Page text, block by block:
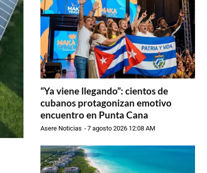
“Ya viene llegando”: cientos de
cubanos protagonizan emotivo
encuentro en Punta Cana
Asere Noticias -7 agosto 2026 12:08 AM